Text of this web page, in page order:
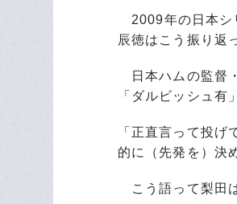
2009年の日本シ
辰徳はこう振り返
日本ハムの監督
「ダルビッシュ有
「正直言って投
的に（先発を）決
こう語って梨田